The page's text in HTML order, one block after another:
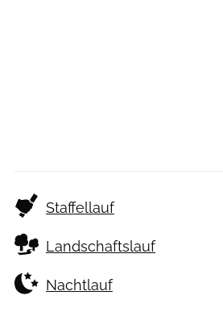
Staffellauf
Landschaftslauf
Nachtlauf